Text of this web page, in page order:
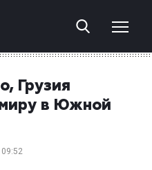
Грузия
в Южной
09:52